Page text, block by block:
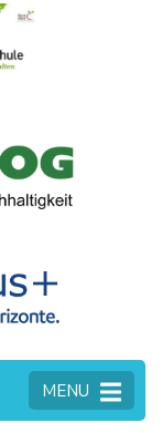
MENU